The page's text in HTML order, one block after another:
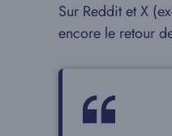
Sur Reddit et X
encore le retour